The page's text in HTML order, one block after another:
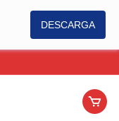
DESCARGA